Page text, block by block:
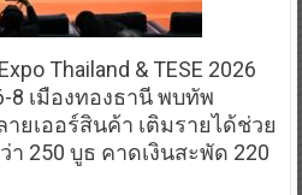
Thailand & TESE 2026
8 เมืองทองธานี พบทัพ
ยเออร์สินค้า เติมรายได้ช่วย
250 บูธ คาดเงินสะพัด 220